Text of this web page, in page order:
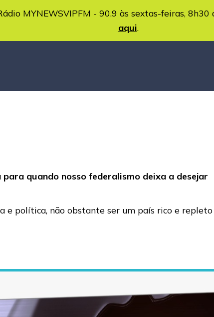
MYNEWSVIPFM - 90.9 às sextas-feiras, 8h30
aqui.
quando nosso federalismo deixa a desejar
e política, não obstante ser um país rico e